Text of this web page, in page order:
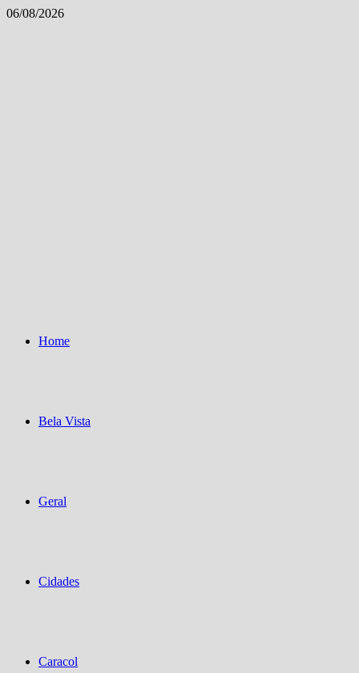
Skip
06/08/2026
Home
Bela Vista
Geral
Cidades
Caracol